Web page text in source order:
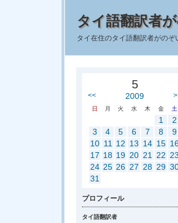
タイ語翻訳者
タイ在住のタイ語翻訳者がの
5
<< 2009
日 月 火 水 木 金 土
1
2
3
4 5 6 7 8
9
10 11 12 13 14 15
17 18 19 20 21 22 23
24 25 26 27 28 29
31
プロフィール
タイ語翻訳者